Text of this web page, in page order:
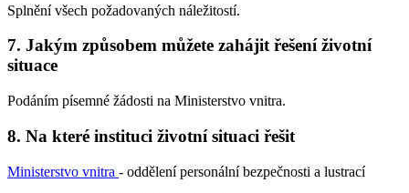
Splnění všech požadovaných náležitostí.
7. Jakým způsobem můžete zahájit řešení životní
situace
Podáním písemné žádosti na Ministerstvo vnitra.
8. Na které instituci životní situaci řešit
Ministerstvo vnitra - oddělení personální bezpečnosti a lustrací